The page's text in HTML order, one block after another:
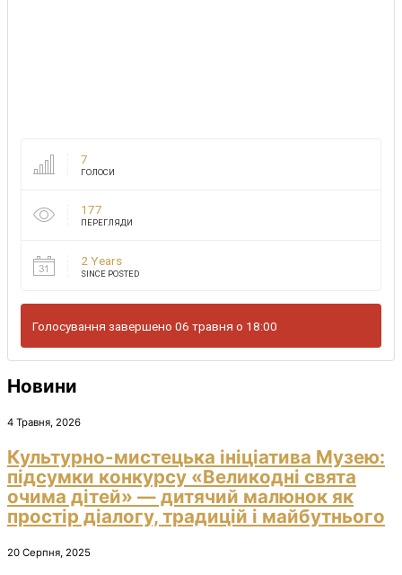
7
ГОЛОСИ
177
ПЕРЕГЛЯДИ
2 Years
SINCE POSTED
Голосування завершено 06 травня о 18:00
Новини
4 Травня, 2026
Культурно-мистецька ініціатива Музею:
підсумки конкурсу «Великодні свята
очима дітей» — дитячий малюнок як
простір діалогу, традицій і майбутнього
20 Серпня, 2025